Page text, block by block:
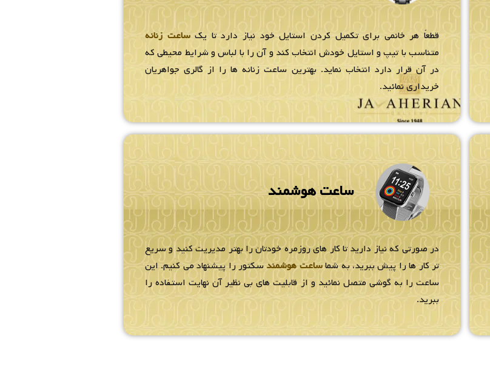
قطعاً هر خانمی برای تکمیل کردن استایل خود نیاز دارد تا یکساعت زنانه
متناسب با تیپ و استایل خودش انتخاب کند و آن را با لباس و شرایط محیطی که
در آن قرار دارد انتخاب نماید. بهترین ساعت زنانه ها را از گالری جواهریان
خریداری نمائید.
ساعت هوشمند
در صورتی که نیاز دارید تا کار های روزمره خودتان را بهتر مدیریت کنید و سریع
تر کار ها را پیش ببرید، به شماساعت هوشمندسکتور را پیشنهاد می کنیم. این
ساعت را به گوشی متصل نمائید و از قابلیت های بی نظیر آن نهایت استفاده را
ببرید.